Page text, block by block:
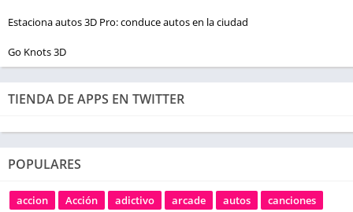
Estaciona autos 3D Pro: conduce autos en la ciudad
Go Knots 3D
TIENDA DE APPS EN TWITTER
POPULARES
accion Acción adictivo arcade autos
canciones